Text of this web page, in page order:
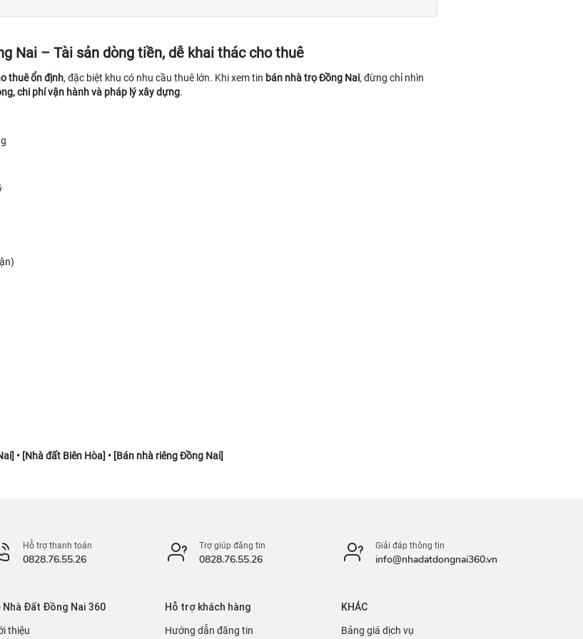
Nai – Tài sản dòng tiền, dễ khai thác cho thuê
thuê ổn định, đặc biệt khu có nhu cầu thuê lớn. Khi xem tin bán nhà trọ Đồng Nai, đừng chỉ nhìn
chi phí vận hành và pháp lý xây dựng.
] • [Nhà đất Biên Hòa] • [Bán nhà riêng Đồng Nai]
Hỗ trợ thanh toán
0828.76.55.26
Trợ giúp đăng tin
0828.76.55.26
Giải đáp thông tin
info@nhadatdongnai360.vn
Nhà Đất Đồng Nai 360
thiệu
Hỗ trợ khách hàng
Hướng dẫn đăng tin
KHÁC
Bảng giá dịch vụ